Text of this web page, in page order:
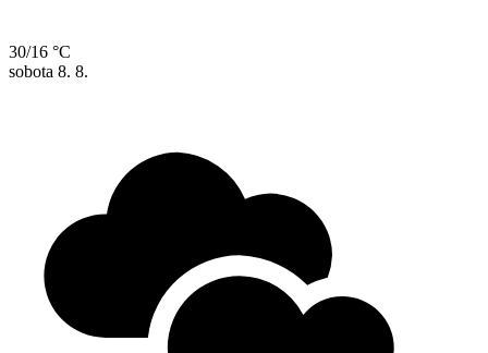
30/16 °C
sobota 8. 8.